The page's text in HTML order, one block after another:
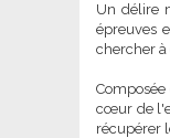
Un délire
épreuves
chercher
cœur de
récupérer